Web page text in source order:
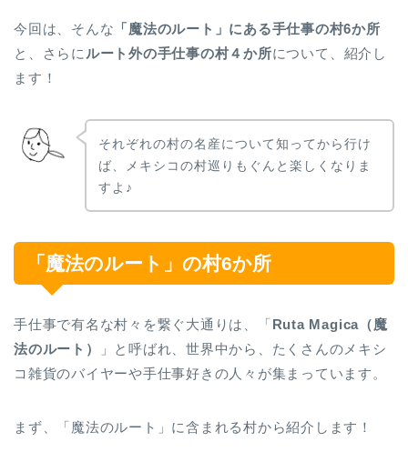
今回は、そんな 「魔法のルート」にある手仕事の村6か所
と、さらにルート外の手仕事の村４か所について、紹介し
ます！
それぞれの村の名産について知ってから行け
ば、メキシコの村巡りもぐんと楽しくなりま
すよ♪
「魔法のルート」の村6か所
手仕事で有名な村々を繋ぐ大通りは、「Ruta Magica（魔
法のルート）
」と呼ばれ、世界中から、たくさんのメキシ
コ雑貨のバイヤーや手仕事好きの人々が集まっています。
まず、「魔法のルート」に含まれる村から紹介します！